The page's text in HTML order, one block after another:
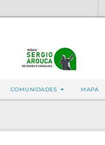
COMUNIDADES MAPA